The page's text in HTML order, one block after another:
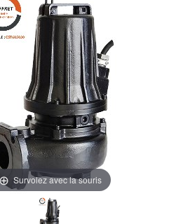
Survolez avec la souris